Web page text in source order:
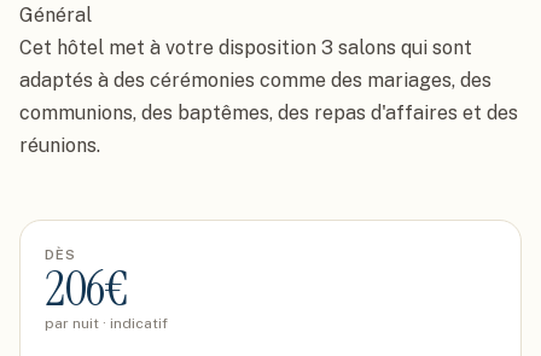
Général
Cet hôtel met à votre disposition 3 salons qui sont
adaptés à des cérémonies comme des mariages, des
communions, des baptêmes, des repas d'affaires et des
réunions.
DÈS
206€
par nuit · indicatif